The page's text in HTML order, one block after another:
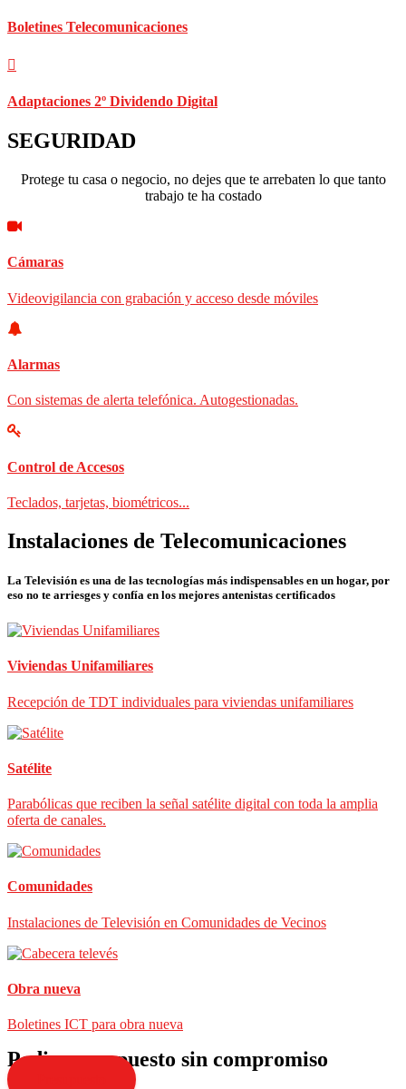
Boletines Telecomunicaciones
Adaptaciones 2º Dividendo Digital
SEGURIDAD
Protege tu casa o negocio, no dejes que te arrebaten lo que tanto
trabajo te ha costado
Cámaras
Videovigilancia con grabación y acceso desde móviles
Alarmas
Con sistemas de alerta telefónica. Autogestionadas.
Control de Accesos
Teclados, tarjetas, biométricos...
Instalaciones de Telecomunicaciones
La Televisión es una de las tecnologías más indispensables en un hogar, por
eso no te arriesges y confía en los mejores antenistas certificados
Viviendas Unifamiliares
Recepción de TDT individuales para viviendas unifamiliares
Satélite
Parabólicas que reciben la señal satélite digital con toda la amplia
oferta de canales.
Comunidades
Instalaciones de Televisión en Comunidades de Vecinos
Obra nueva
Boletines ICT para obra nueva
Pedir presupuesto sin compromiso